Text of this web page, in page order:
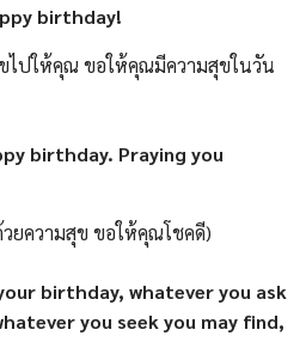
birthday!
ไปให้คุณ ขอให้คุณมีความสุขในวัน
birthday. Praying you
ยความสุข ขอให้คุณโชคดี)
birthday, whatever you ask
you seek you may find,